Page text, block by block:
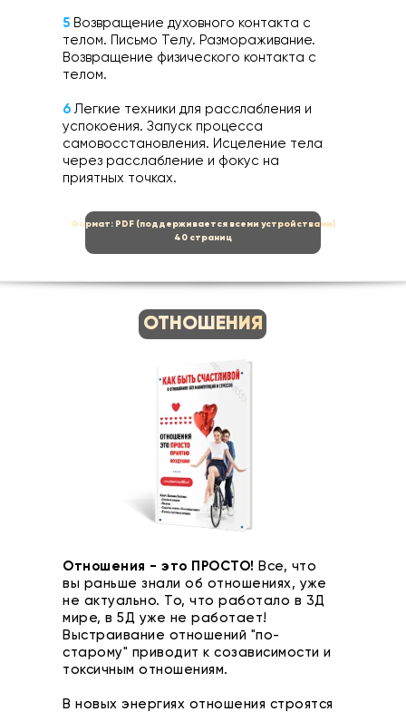
5 Возвращение духовного контакта с
телом. Письмо Телу. Размораживание.
Возвращение физического контакта с
телом.
ОТНОШЕНИЯ
Отношения - это ПРОСТО! Все, что
вы раньше знали об отношениях, уже
не актуально. То, что работало в 3Д
мире, в 5Д уже не работает!
Выстраивание отношений "по-
старому" приводит к созависимости и
токсичным отношениям.
В новых энергиях отношения строятся
6Легкие техники для расслабления и
успокоения. Запуск процесса
самовосстановления. Исцеление тела
через расслабление и фокус на
приятных точках.
Формат: PDF (поддерживается всеми устройствами)
40 страниц